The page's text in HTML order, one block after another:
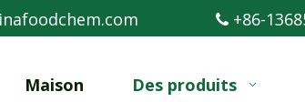
 +86-
Maison Des produits